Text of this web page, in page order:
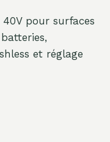
40V pour surfaces
et réglage